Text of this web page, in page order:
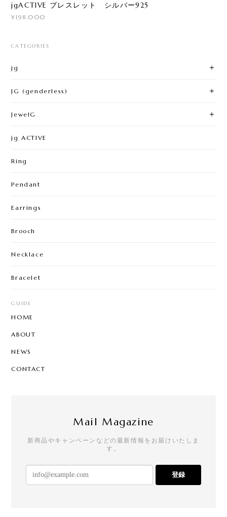
jgACTIVE ブレスレット シルバー925
¥198,000
CATEGORIES
jg
JG (genderless)
JewelG
jg ACTIVE
Ring
Pendant
Earrings
Brooch
Necklace
Bracelet
GUIDE
HOME
ABOUT
NEWS
CONTACT
Mail Magazine
新商品やキャンペーンなどの最新情報をお届けいたしま
す。
登録